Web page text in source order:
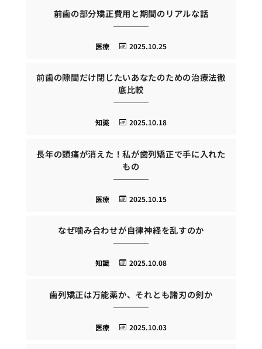
前歯の部分矯正費用と期間のリアルな話
2025.10.25
医療
前歯の隙間だけ閉じたいあなたのための治療法徹
底比較
2025.10.18
知識
長年の頭痛が消えた！私が歯列矯正で手に入れた
もの
2025.10.15
医療
なぜ噛み合わせが自律神経を乱すのか
2025.10.08
知識
歯列矯正は万能薬か、それとも諸刃の剣か
2025.10.03
医療